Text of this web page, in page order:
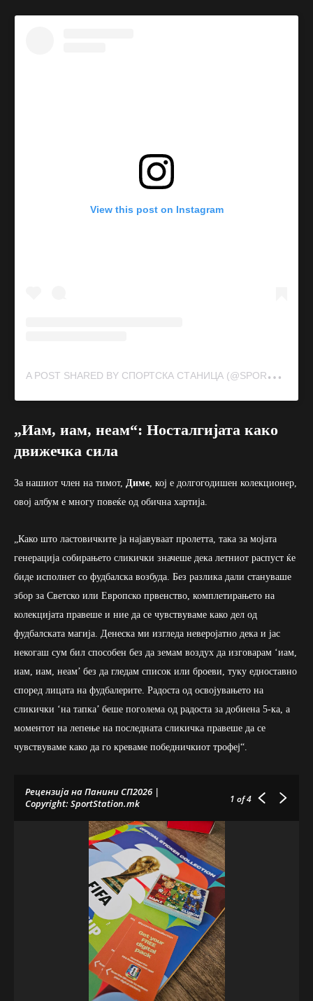
View this post on Instagram
A
POST SHARED BY СПОРТСКА СТАНИЦА (@SPORTSTATION.MK)
„Иам, иам, неам“: Носталгијата како
движечка сила
За нашиот член на тимот, Диме, кој е долгогодишен колекционер,
овој албум е многу повеќе од обична хартија.
„Како што ластовичките ја најавуваат пролетта, така за мојата
генерација собирањето сликички значеше дека летниот распуст ќе
биде исполнет со фудбалска возбуда. Без разлика дали стануваше
збор за Светско или Европско првенство, комплетирањето на
колекцијата правеше и ние да се чувствуваме како дел од
фудбалската магија. Денеска ми изгледа неверојатно дека и јас
некогаш сум бил способен без да земам воздух да изговарам ‘иам,
иам, иам, неам’ без да гледам список или броеви, туку едноставно
според лицата на фудбалерите. Радоста од освојувањето на
сликички ‘на тапка’ беше поголема од радоста за добиена 5-ка, а
моментот на лепење на последната сликичка правеше да се
чувствуваме како да го креваме победничкиот трофеј“.
Рецензија на Панини СП2026 |
Copyright: SportStation.mk
1 of 4